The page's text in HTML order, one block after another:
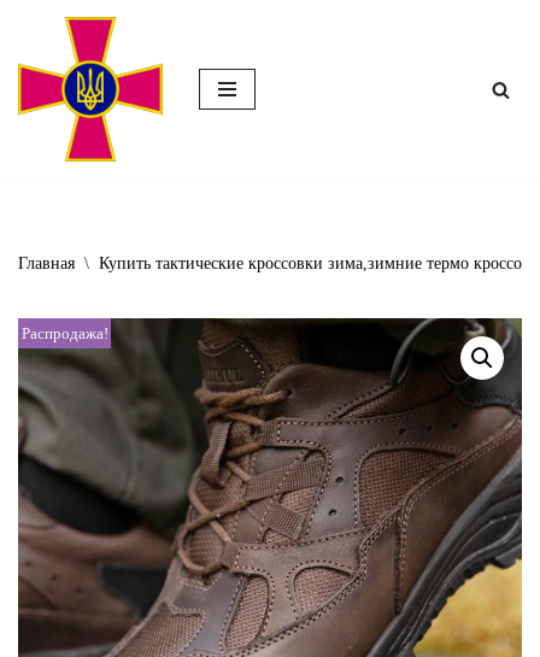
Перейти
содержимому
Главная \ Купить тактические кроссовки зима,зимние термо
Распродажа!